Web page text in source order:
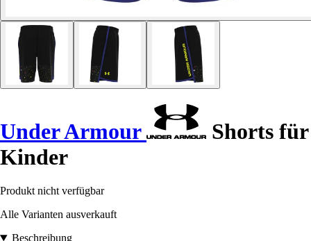
Under Armour
Shorts für
Kinder
Produkt nicht verfügbar
Alle Varianten ausverkauft
Beschreibung